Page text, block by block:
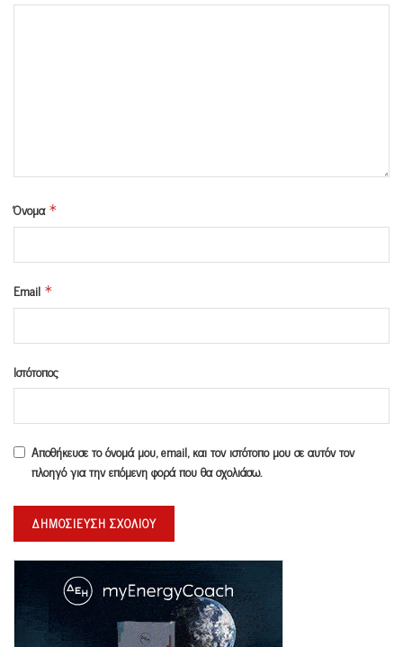
Όνομα *
Email *
Ιστότοπος
Αποθήκευσε το όνομά μου, email, και τον ιστότοπο μου σε αυτόν τον
πλοηγό για την επόμενη φορά που θα σχολιάσω.